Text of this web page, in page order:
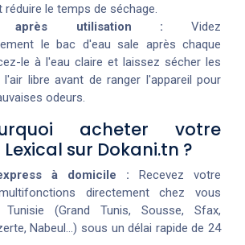
réduire le temps de séchage.
après utilisation : Videz
le bac d'eau sale après chaque
le à l'eau claire et laissez sécher les
libre avant de ranger l'appareil pour
odeurs.
acheter votre
sur Dokani.tn ?
à domicile : Recevez votre
directement chez vous
(Grand Tunis, Sousse, Sfax,
Nabeul...) sous un délai rapide de 24